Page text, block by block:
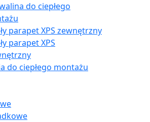
do ciepłego
parapet XPS zewnętrzny
parapet XPS
do ciepłego montażu